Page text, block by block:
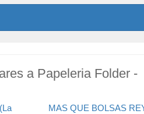
a Papeleria Folder -
MAS QUE BOLSAS